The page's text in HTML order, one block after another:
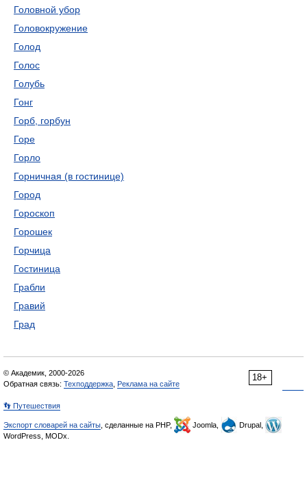
Головной убор
Головокружение
Голод
Голос
Голубь
Гонг
Горб, горбун
Горе
Горло
Горничная (в гостинице)
Город
Гороскоп
Горошек
Горчица
Гостиница
Грабли
Гравий
Град
18+
© Академик, 2000-2026
Обратная связь: Техподдержка Реклама на сайте
👣 Путешествия
Экспорт словарей на сайты , сделанные на PHP, Joomla,
Drupal,
WordPress, MODx.